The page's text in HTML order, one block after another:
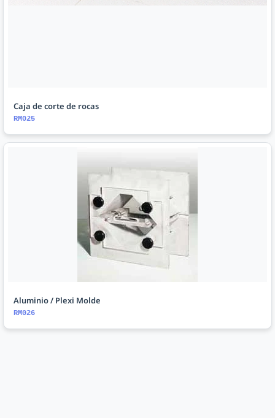
Caja de corte de rocas
RM025
Aluminio / Plexi Molde
RM026